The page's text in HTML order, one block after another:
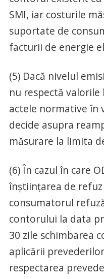
SMI, iar costurile
suportate de
facturii de energie
(5) Dacă nivelul
nu respectă
actele normative în
decide asupra
măsurare la limita
(6) În cazul în care
înștiințarea de refuz
consumatorul
contorului la data
30 zile schimbarea
aplicării
respectarea